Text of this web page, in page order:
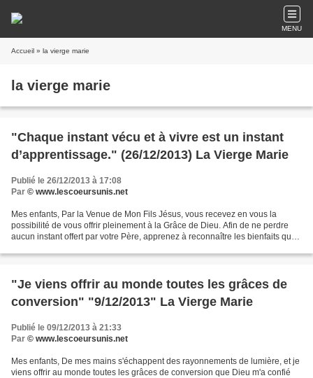
MENU
Accueil » la vierge marie
la vierge marie
"Chaque instant vécu et à vivre est un instant
d’apprentissage." (26/12/2013) La Vierge Marie
Publié le 26/12/2013 à 17:08
Par © www.lescoeursunis.net
Mes enfants, Par la Venue de Mon Fils Jésus, vous recevez en vous la
possibilité de vous offrir pleinement à la Grâce de Dieu. Afin de ne perdre
aucun instant offert par votre Père, apprenez à reconnaître les bienfaits que
"Je viens offrir au monde toutes les grâces de
conversion" "9/12/2013" La Vierge Marie
Publié le 09/12/2013 à 21:33
Par © www.lescoeursunis.net
Mes enfants, De mes mains s'échappent des rayonnements de lumière, et je
viens offrir au monde toutes les grâces de conversion que Dieu m'a confié